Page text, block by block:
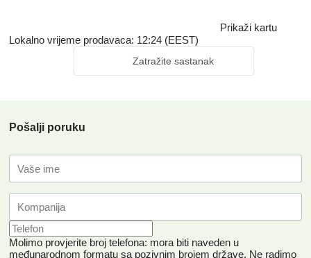
Prikaži kartu
Lokalno vrijeme prodavaca: 12:24 (EEST)
Zatražite sastanak
Pošalji poruku
Molimo provjerite broj telefona: mora biti naveden u
međunarodnom formatu sa pozivnim brojem države. Ne radimo